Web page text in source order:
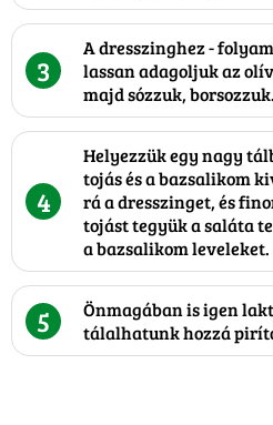
3
A dresszinghez -
lassan adagoljuk az
majd sózzuk, borsozzuk.
4
Helyezzük egy nagy
tojás és a bazsalikom
rá a dresszinget, és
tojást tegyük a saláta
a bazsalikom leveleket.
5
Önmagában is igen
tálalhatunk hozzá